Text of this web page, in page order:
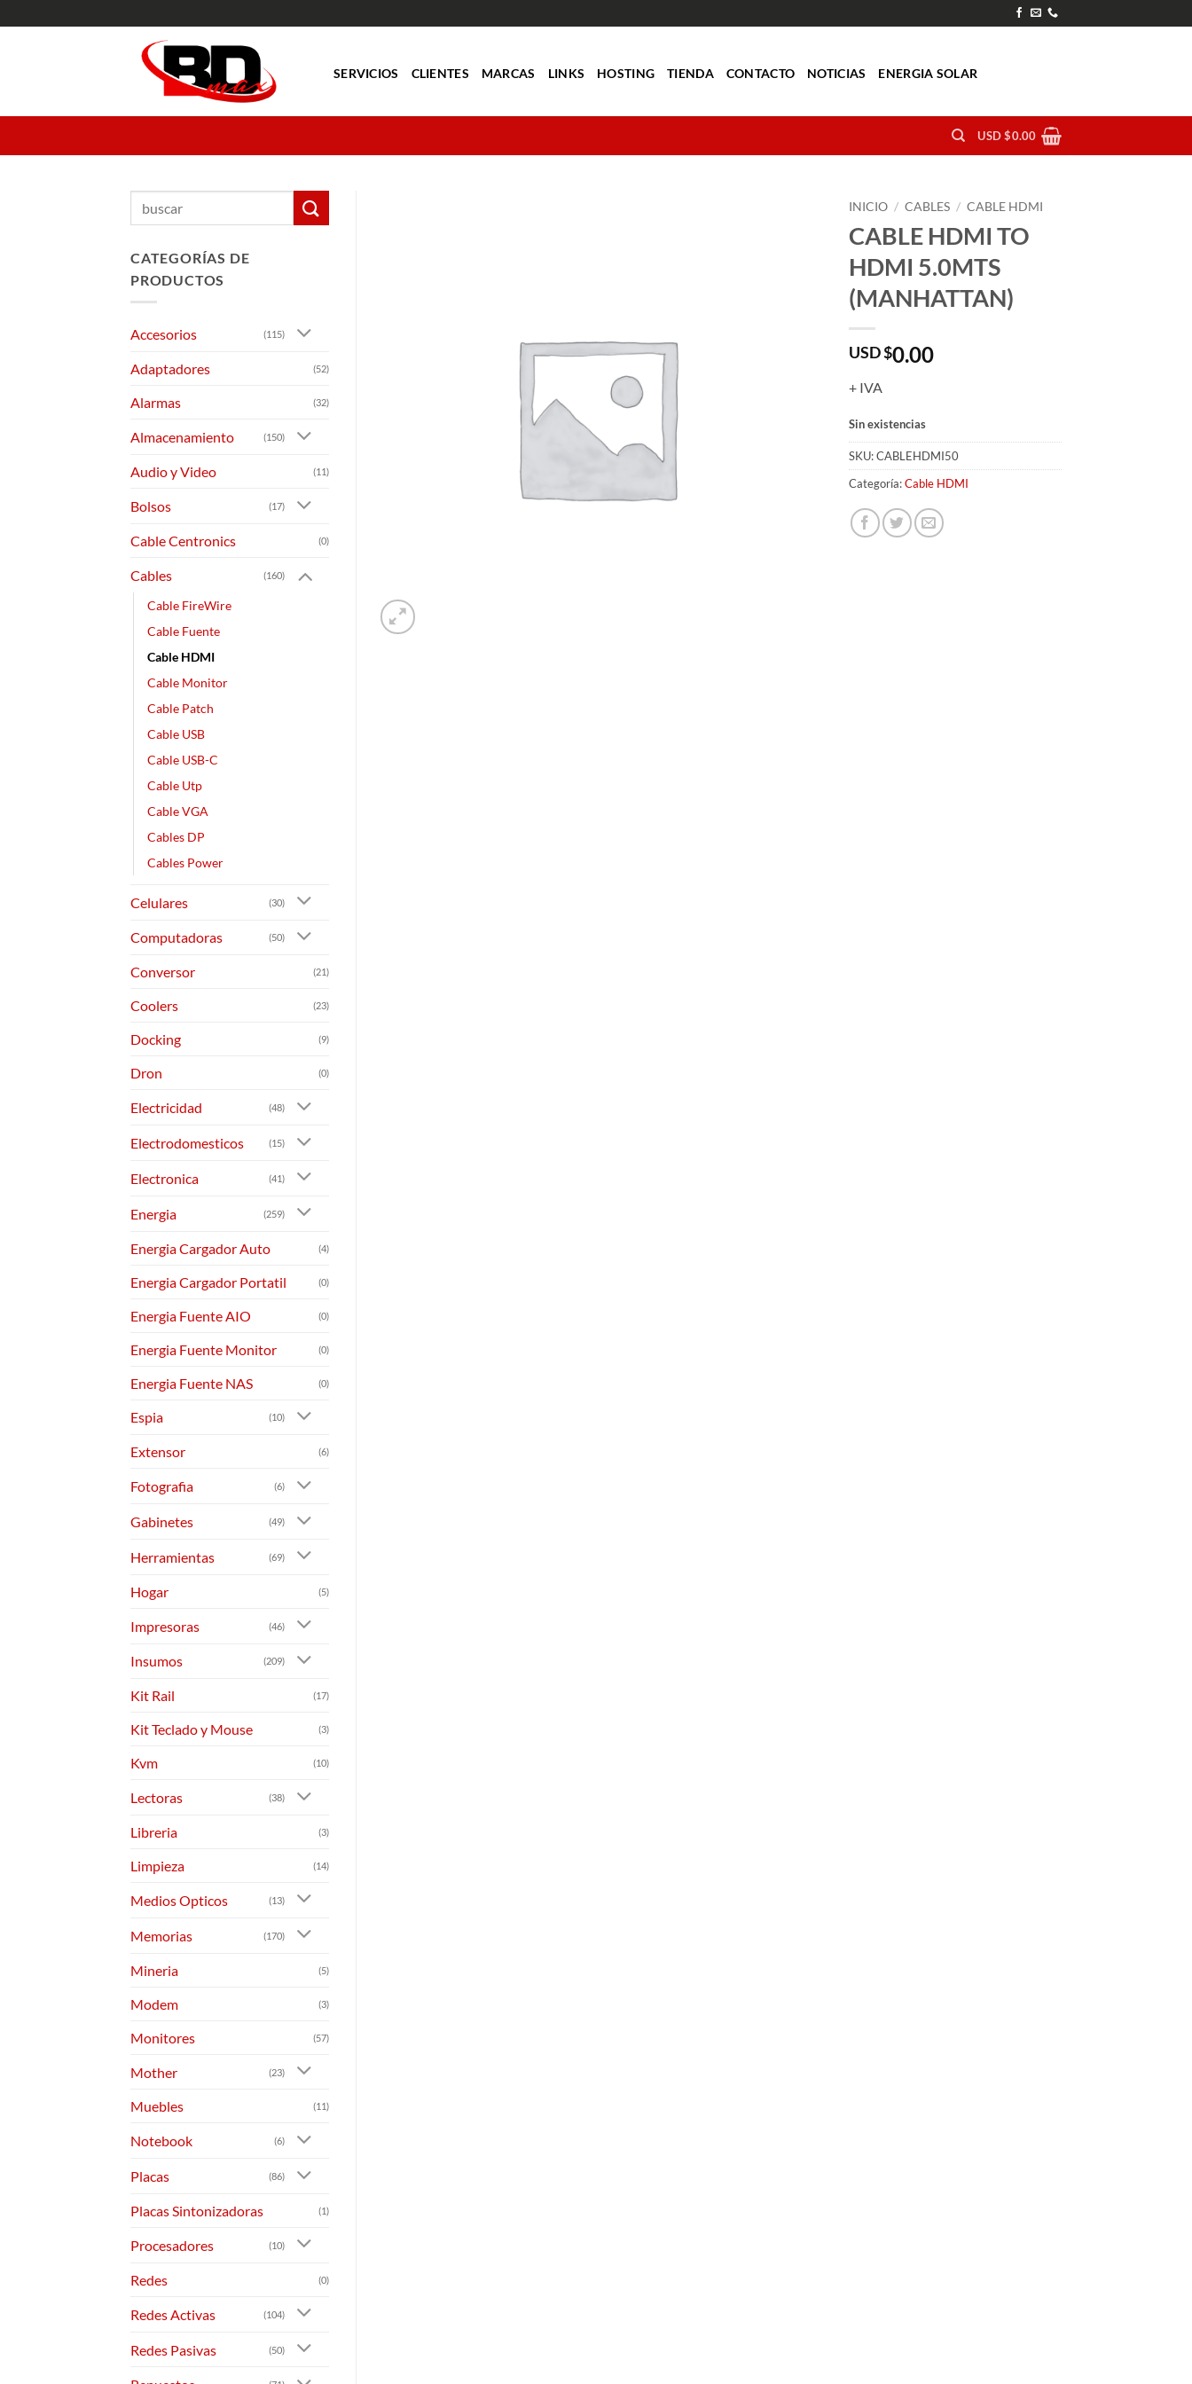
al
SERVICIOS CLIENTES MARCAS LINKS HOSTING TIENDA CONTACTO NOTICIAS ENERGIA SOLAR
USD $0.00
INICIO / CABLES / CABLE HDMI
CABLE HDMI TO
HDMI 5.0MTS
(MANHATTAN)
USD $0.00
+ IVA
Sin existencias
SKU:CABLEHDMI50
Categoría:Cable HDMI
CATEGORÍAS DE
PRODUCTOS
Accesorios (115)
Adaptadores (52)
Alarmas (32)
Almacenamiento (150)
Audio y Video (11)
Bolsos (17)
Cable Centronics (0)
Cables (160)
Cable FireWire
Cable Fuente
Cable HDMI
Cable Monitor
Cable Patch
Cable USB
Cable USB-C
Cable Utp
Cable VGA
Cables DP
Cables Power
Celulares (30)
Computadoras (50)
Conversor (21)
Coolers (23)
Docking (9)
Dron (0)
Electricidad (48)
Electrodomesticos (15)
Electronica (41)
Energia (259)
Energia Cargador Auto (4)
Energia Cargador Portatil (0)
Energia Fuente AIO (0)
Energia Fuente Monitor (0)
Energia Fuente NAS (0)
Espia (10)
Extensor (6)
Fotografia (6)
Gabinetes (49)
Herramientas (69)
Hogar (5)
Impresoras (46)
Insumos (209)
Kit Rail (17)
Kit Teclado y Mouse (3)
Kvm (10)
Lectoras (38)
Libreria (3)
Limpieza (14)
Medios Opticos (13)
Memorias (170)
Mineria (5)
Modem (3)
Monitores (57)
Mother (23)
Muebles (11)
Notebook (6)
Placas (86)
Placas Sintonizadoras (1)
Procesadores (10)
Redes (0)
Redes Activas (104)
Redes Pasivas (50)